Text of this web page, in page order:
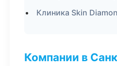
Клиника Skin
Компании в